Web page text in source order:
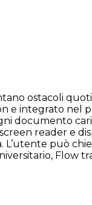
ostacoli
e integrato
documento
reader e
può
Flow